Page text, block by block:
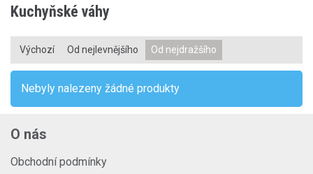
Kuchyňské váhy
Výchozí Od nejlevnějšího Od nejdražšího
Nebyly nalezeny žádné produkty
O nás
Obchodní podmínky